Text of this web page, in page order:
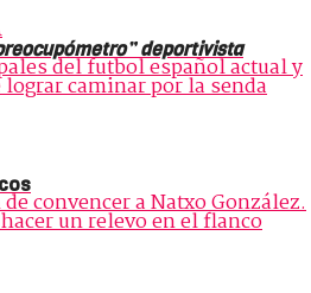
deportivista
del futbol español actual y
lograr caminar por la senda
convencer a Natxo González.
un relevo en el flanco